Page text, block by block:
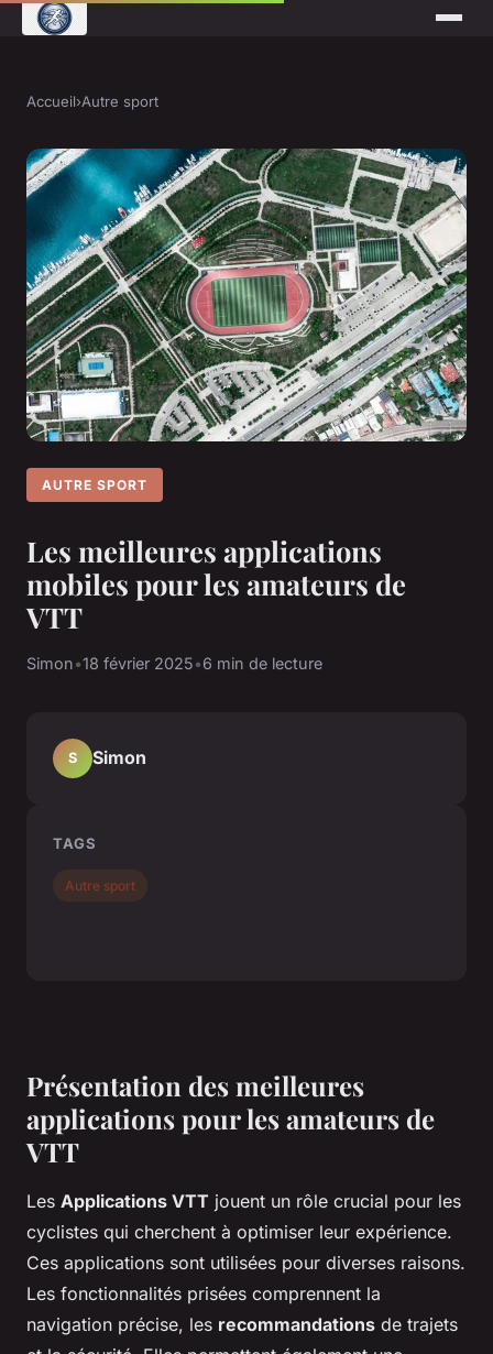
Accueil›Autre sport
AUTRE SPORT
Les meilleures applications
mobiles pour les amateurs de
VTT
Simon•18 février 2025•6 min de lecture
Présentation des meilleures
applications pour les amateurs de
VTT
Les Applications VTT jouent un rôle crucial pour les
cyclistes qui cherchent à optimiser leur expérience.
Ces applications sont utilisées pour diverses raisons.
Les fonctionnalités prisées comprennent la
navigation précise, les recommandations de trajets
S Simon
TAGS
Autre sport